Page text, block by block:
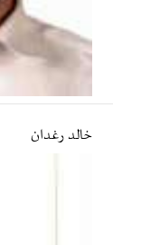
خالد رغدان